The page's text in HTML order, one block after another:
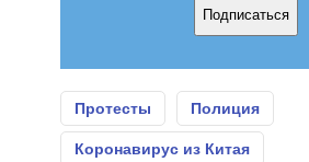
Подписаться
Протесты Полиция
Коронавирус из Китая